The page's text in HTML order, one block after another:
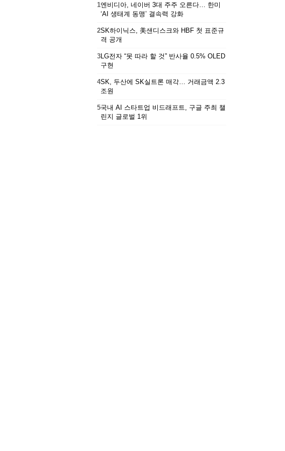
1엔비디아, 네이버 3대 주주 오른다… 한미
‘AI 생태계 동맹’ 결속력 강화
2SK하이닉스, 美샌디스크와 HBF 첫 표준규
격 공개
3LG전자 “못 따라 할 것” 반사율 0.5% OLED
구현
4SK, 두산에 SK실트론 매각… 거래금액 2.3
조원
5국내 AI 스타트업 비드래프트, 구글 주최 챌
린지 글로벌 1위